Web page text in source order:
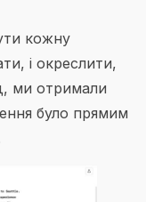
кожну
і окреслити,
ми отримали
було прямим